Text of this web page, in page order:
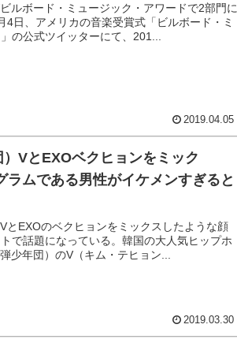
ルボード・ミュージック・アワードで2部門に
4日、アメリカの音楽受賞式「ビルボード・ミ
の公式ツイッターにて、201...
2019.04.05
VとEXOベクヒョンをミック
ラムである男性がイケメンすぎると
とEXOのベクヒョンをミックスしたような顔
で話題になっている。韓国の大人気ヒップホ
少年団）のV（キム・テヒョン...
2019.03.30